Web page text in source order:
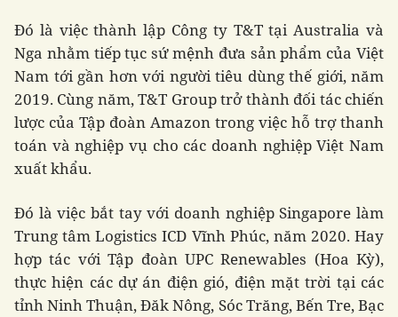
Đó là việc thành lập Công ty T&T tại Australia và
Nga nhằm tiếp tục sứ mệnh đưa sản phẩm của Việt
Nam tới gần hơn với người tiêu dùng thế giới, năm
2019. Cùng năm, T&T Group trở thành đối tác chiến
lược của Tập đoàn Amazon trong việc hỗ trợ thanh
toán và nghiệp vụ cho các doanh nghiệp Việt Nam
xuất khẩu.
Đó là việc bắt tay với doanh nghiệp Singapore làm
Trung tâm Logistics ICD Vĩnh Phúc, năm 2020. Hay
hợp tác với Tập đoàn UPC Renewables (Hoa Kỳ),
thực hiện các dự án điện gió, điện mặt trời tại các
tỉnh Ninh Thuận, Đăk Nông, Sóc Trăng, Bến Tre, Bạc